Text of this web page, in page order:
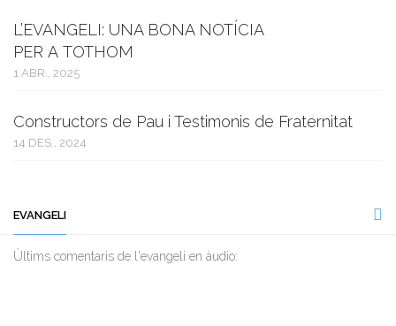
L’EVANGELI: UNA BONA NOTÍCIA
PER A TOTHOM
1 ABR., 2025
Constructors de Pau i Testimonis de Fraternitat
14 DES., 2024
EVANGELI
Ùltims comentaris de l'evangeli en àudio: